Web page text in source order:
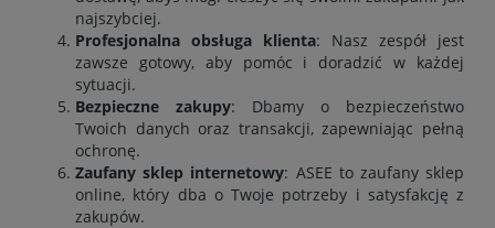
najszybciej.
Profesjonalna obsługa klienta: Nasz zespół jest
zawsze gotowy, aby pomóc i doradzić w każdej
sytuacji.
Bezpieczne zakupy: Dbamy o bezpieczeństwo
Twoich danych oraz transakcji, zapewniając pełną
ochronę.
Zaufany sklep internetowy: ASEE to zaufany sklep
online, który dba o Twoje potrzeby i satysfakcję z
zakupów.